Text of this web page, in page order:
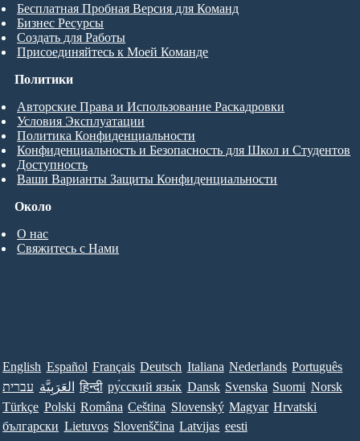
Бесплатная Пробная Версия для Команд
Бизнес Ресурсы
Создать для Работы
Присоединяйтесь к Моей Команде
Около
О нас
Свяжитесь с Нами
Политики
Авторские Права и Использование Раскадровки
Условия Эксплуатации
Политика Конфиденциальности
Конфиденциальность и Безопасность для Школ и Студентов
Доступность
Ваши Варианты Защиты Конфиденциальности
English Español Français Deutsch Italiana Nederlands Português
עברית العَرَبِيَّة हिन्दी ру́сский язы́к Dansk Svenska Suomi Norsk
Türkçe Polski Româna Ceština Slovenský Magyar Hrvatski
български Lietuvos Slovenščina Latvijas eesti